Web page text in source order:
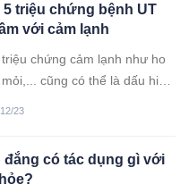
5 triệu chứng bệnh UT
với cảm lạnh
chứng cảm lạnh như ho
cũng có thể là dấu hiệu
23
đắng có tác dụng gì với